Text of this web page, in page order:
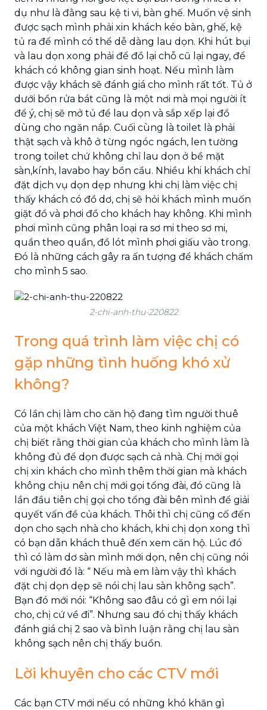
dụ như là đằng sau kệ ti vi, bàn ghế. Muốn vệ sinh
được sạch mình phải xin khách kéo bàn, ghế, kệ
tủ ra để mình có thể dễ dàng lau dọn. Khi hút bụi
và lau dọn xong phải để đồ lại chỗ cũ lại ngay, để
khách có không gian sinh hoạt. Nếu mình làm
được vậy khách sẽ đánh giá cho mình rất tốt. Tủ ở
dưới bồn rửa bát cũng là một nơi mà mọi người ít
để ý, chị sẽ mở tủ để lau dọn và sắp xếp lại đồ
dùng cho ngăn nắp. Cuối cùng là toilet là phải
thật sạch và khô ở từng ngóc ngách, len tường
trong toilet chứ không chỉ lau dọn ở bề mặt
sàn,kính, lavabo hay bồn cầu. Nhiều khi khách chỉ
đặt dịch vụ dọn dẹp nhưng khi chị làm việc chị
thấy khách có đồ dơ, chị sẽ hỏi khách mình muốn
giặt đồ và phơi đồ cho khách hay không. Khi mình
phơi mình cũng phân loại ra sơ mi theo sơ mi,
quần theo quần, đồ lót mình phơi giấu vào trong.
Đó là những cách gây ra ấn tượng để khách chấm
cho mình 5 sao.
2-chi-anh-thu-220822
Trong quá trình làm việc chị có
gặp những tình huống khó xử
không?
Có lần chị làm cho căn hộ đang tìm người thuê
của một khách Việt Nam, theo kinh nghiệm của
chị biết rằng thời gian của khách cho mình làm là
không đủ để dọn được sạch cả nhà. Chị mới gọi
chị xin khách cho mình thêm thời gian mà khách
không chịu nên chị mới gọi tổng đài, đó cũng là
lần đầu tiên chị gọi cho tổng đài bên mình để giải
quyết vấn đề của khách. Thôi thì chị cũng cố đến
dọn cho sạch nhà cho khách, khi chị dọn xong thì
có bạn dẫn khách thuê đến xem căn hộ. Lúc đó
thì có làm dơ sàn mình mới dọn, nên chị cũng nói
với người đó là: “ Nếu mà em làm vậy thì khách
đặt chị dọn dẹp sẽ nói chị lau sàn không sạch”.
Bạn đó mới nói: “Không sao đâu có gì em nói lại
cho, chị cứ về đi”. Nhưng sau đó chị thấy khách
đánh giá chị 2 sao và bình luận rằng chị lau sàn
không sạch nên chị thấy buồn.
Lời khuyên cho các CTV mới
Các bạn CTV mới nếu có những khó khăn gì